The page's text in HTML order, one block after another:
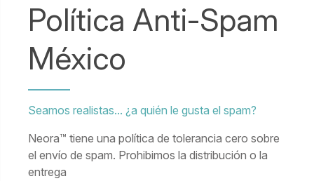
Política Anti-Spam
México
Seamos realistas... ¿a quién le gusta el spam?
Neora™ tiene una política de tolerancia cero sobre
el envío de spam. Prohibimos la distribución o la
entrega